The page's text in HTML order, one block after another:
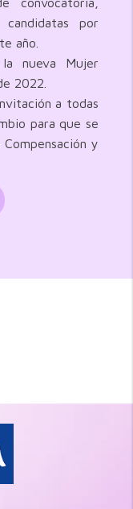
por
año.
nueva Mujer
2022.
a todas
para que se
y